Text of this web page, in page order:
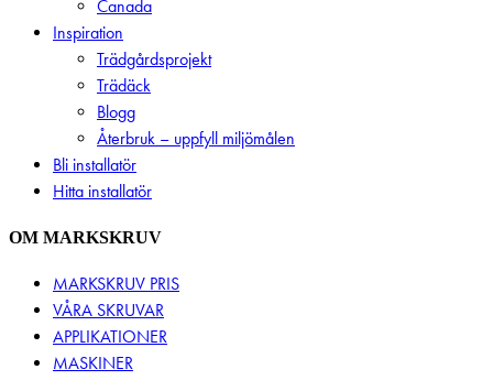
Canada
Inspiration
Trädgårdsprojekt
Trädäck
Blogg
Återbruk – uppfyll miljömålen
Bli installatör
Hitta installatör
OM MARKSKRUV
MARKSKRUV PRIS
VÅRA SKRUVAR
APPLIKATIONER
MASKINER